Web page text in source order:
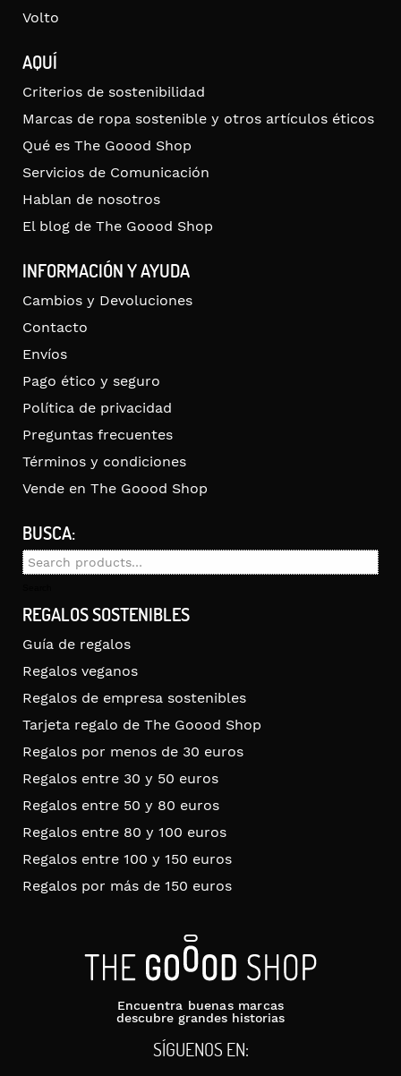
Volto
AQUÍ
Criterios de sostenibilidad
Marcas de ropa sostenible y otros artículos éticos
Qué es The Goood Shop
Servicios de Comunicación
Hablan de nosotros
El blog de The Goood Shop
INFORMACIÓN Y AYUDA
Cambios y Devoluciones
Contacto
Envíos
Pago ético y seguro
Política de privacidad
Preguntas frecuentes
Términos y condiciones
Vende en The Goood Shop
BUSCA:
Search
REGALOS SOSTENIBLES
Guía de regalos
Regalos veganos
Regalos de empresa sostenibles
Tarjeta regalo de The Goood Shop
Regalos por menos de 30 euros
Regalos entre 30 y 50 euros
Regalos entre 50 y 80 euros
Regalos entre 80 y 100 euros
Regalos entre 100 y 150 euros
Regalos por más de 150 euros
Encuentra buenas marcas
descubre grandes historias
SÍGUENOS EN: